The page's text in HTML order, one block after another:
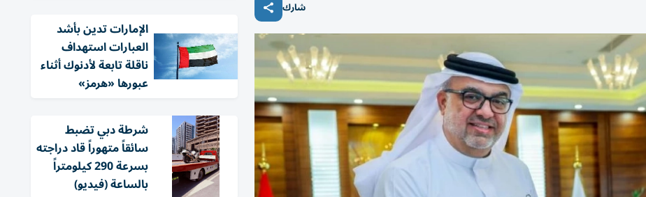
شارك
الإمارات تدين بأشد
العبارات استهداف
ناقلة تابعة لأدنوك أثناء
عبورها «هرمز»
شرطة دبي تضبط
سائقاً متهوراً قاد دراجته
بسرعة 290 كيلومتراً
بالساعة (فيديو)